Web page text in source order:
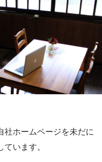
社ホームページを未だに
います。